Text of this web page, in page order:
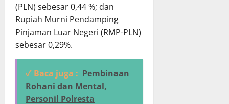
(PLN) sebesar 0,44 %; dan
Rupiah Murni Pendamping
Pinjaman Luar Negeri (RMP-PLN)
sebesar 0,29%.
✓ Baca juga : Pembinaan
Rohani dan Mental,
Personil Polresta